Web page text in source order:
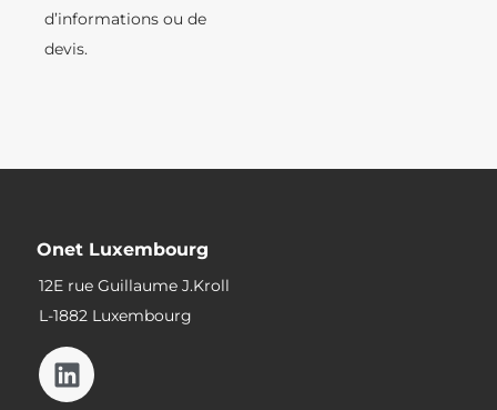
d’informations ou de
devis.
Onet Luxembourg
12E rue Guillaume J.Kroll
L-1882 Luxembourg